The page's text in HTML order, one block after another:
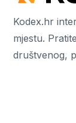
Kodex.hr
mjestu.
društvenog,